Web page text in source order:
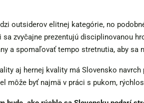
outsiderov elitnej kategórie, no
sa zvyčajne prezentujú disciplinovanou
a spomaľovať tempo stretnutia, aby sa
aj hernej kvality má Slovensko
môže byť najmä v práci s pukom,